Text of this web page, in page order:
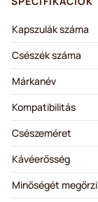
Kapszulák száma
Csészék száma
Márkanév
Kompatibilitás
Csészeméret
Kávéerősség
Minőségét megőrzi